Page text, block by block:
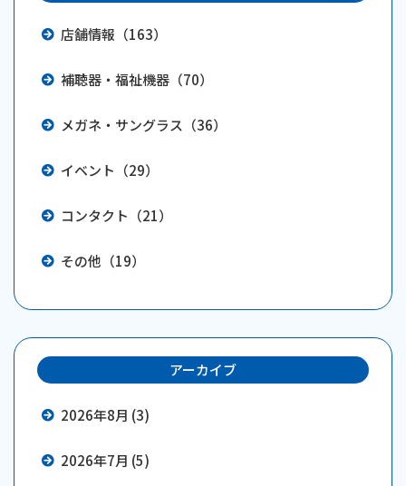
店舗情報（163）
補聴器・福祉機器（70）
メガネ・サングラス（36）
イベント（29）
コンタクト（21）
その他（19）
アーカイブ
2026年8月 (3)
2026年7月 (5)